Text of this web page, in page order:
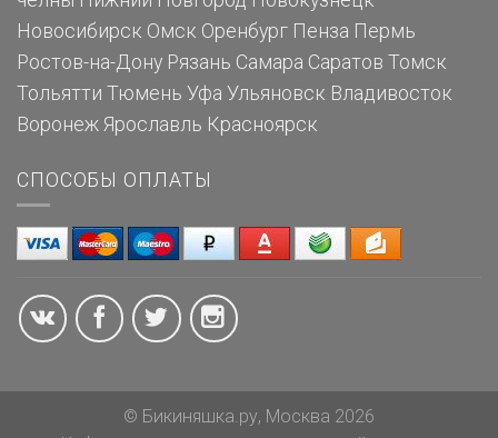
Новосибирск Омск Оренбург Пенза Пермь
Ростов-на-Дону Рязань Самара Саратов Томск
Тольятти Тюмень Уфа Ульяновск Владивосток
Воронеж Ярославль Красноярск
СПОСОБЫ ОПЛАТЫ
© Бикиняшка.ру, Москва 2026